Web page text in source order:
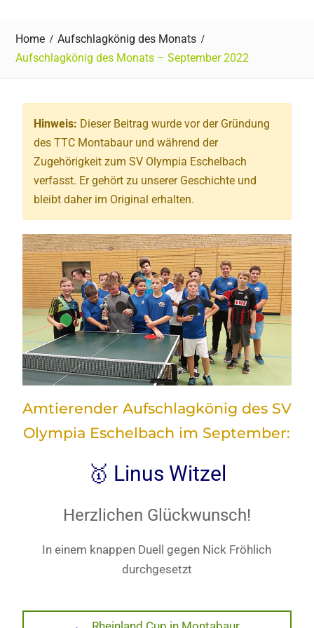
Home
Aufschlagkönig des Monats
Aufschlagkönig des Monats – September 2022
Hinweis: Dieser Beitrag wurde vor der Gründung
des TTC Montabaur und während der
Zugehörigkeit zum SV Olympia Eschelbach
verfasst. Er gehört zu unserer Geschichte und
bleibt daher im Original erhalten.
Amtierender Aufschlagkönig des SV
Olympia Eschelbach im September:
🥇 Linus Witzel
Herzlichen Glückwunsch!
In einem knappen Duell gegen Nick Fröhlich
durchgesetzt
Beitragsnavigation
Previous